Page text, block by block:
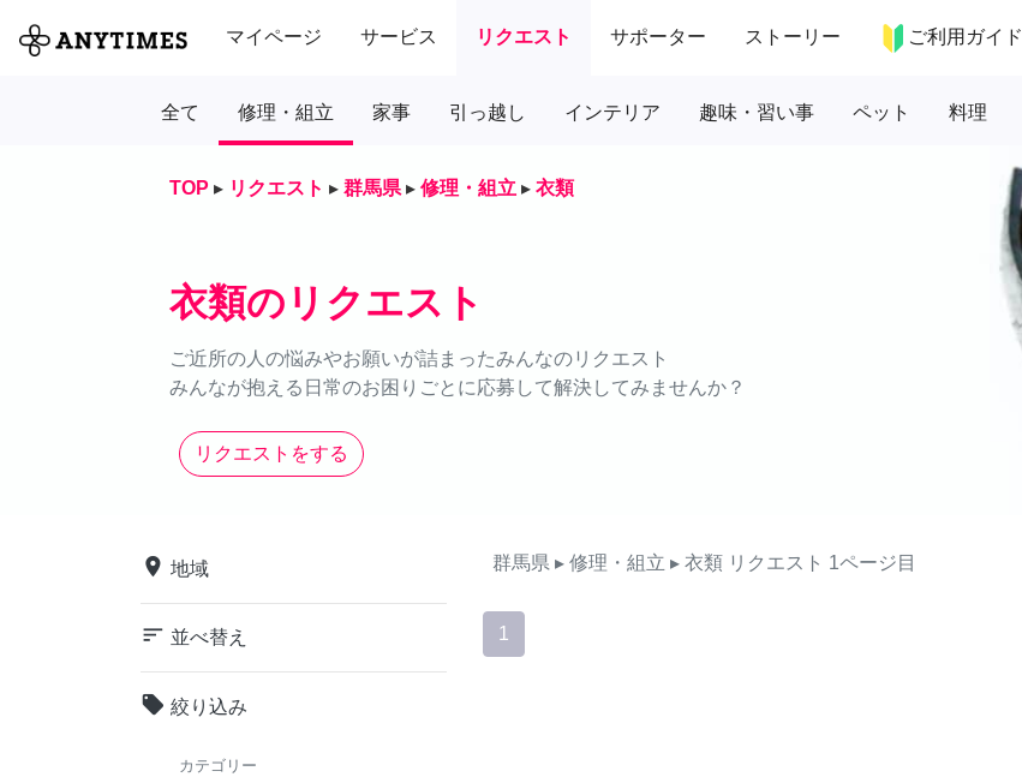
マイページ サービス リクエスト サポーター ストーリー ご利用ガイド
全て 修理・組立 家事 引っ越し インテリア 趣味・習い事 ペット 料理
TOP ▸ リクエスト ▸ 群馬県 ▸ 修理・組立 ▸ 衣類
衣類のリクエスト
ご近所の人の悩みやお願いが詰まったみんなのリクエスト
みんなが抱える日常のお困りごとに応募して解決してみませんか？
リクエストをする
place 地域
sort 並べ替え
local_offer 絞り込み
カテゴリー
群馬県 ▸ 修理・組立 ▸ 衣類 リクエスト 1ページ目
1